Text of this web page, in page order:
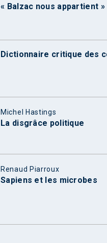
« Balzac nous appartient »
Dictionnaire critique des
Michel Hastings
La disgrâce politique
Renaud Piarroux
Sapiens et les microbes